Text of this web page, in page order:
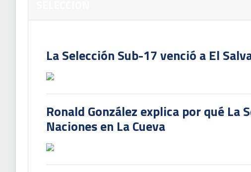
La Selección Sub-17 venció a El
Ronald González explica por qué La
Naciones en La Cueva